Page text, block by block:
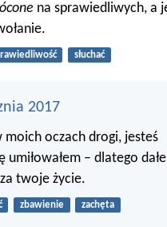
na sprawiedliwych, a
słuchać
2017
moich oczach drogi, jesteś
umiłowałem – dlatego
twoje życie.
zbawienie zachęta